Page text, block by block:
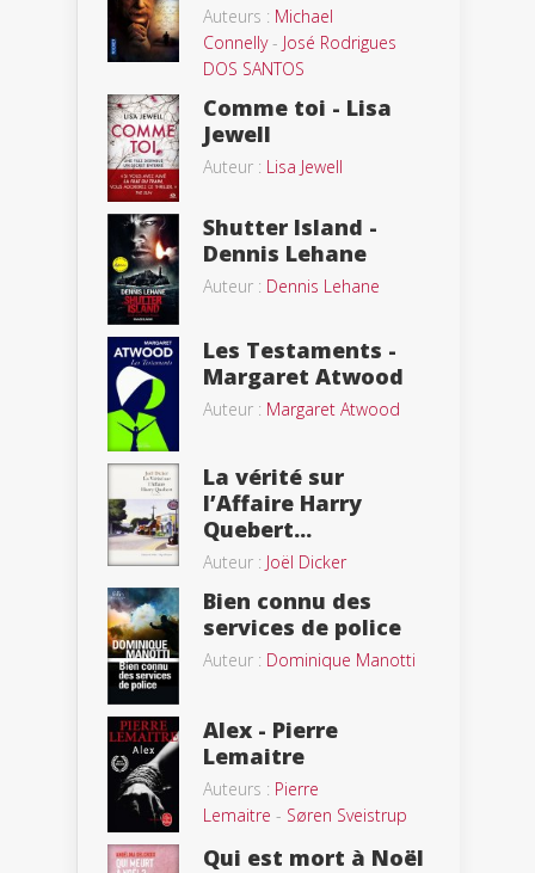
Auteurs : Michael
Connelly- José Rodrigues
DOS SANTOS
Comme toi - Lisa
Jewell
Auteur : Lisa Jewell
Shutter Island -
Dennis Lehane
Auteur : Dennis Lehane
Les Testaments -
Margaret Atwood
Auteur : Margaret Atwood
La vérité sur
l’Affaire Harry
Quebert...
Auteur : Joël Dicker
Bien connu des
services de police
Auteur : Dominique Manotti
Alex - Pierre
Lemaitre
Auteurs : Pierre
Lemaitre - Søren Sveistrup
Qui est mort à Noël